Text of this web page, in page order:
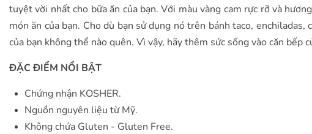
tuyệt vời nhất cho bữa ăn của bạn. Với màu vàng cam rực rỡ và
món ăn của bạn. Cho dù bạn sử dụng nó trên bánh taco,
của bạn không thể nào quên. Vì vậy, hãy thêm sức sống vào căn bếp
ĐẶC ĐIỂM NỔI BẬT
Chứng nhận KOSHER.
Nguồn nguyên liệu từ Mỹ.
Không chứa Gluten - Gluten Free.